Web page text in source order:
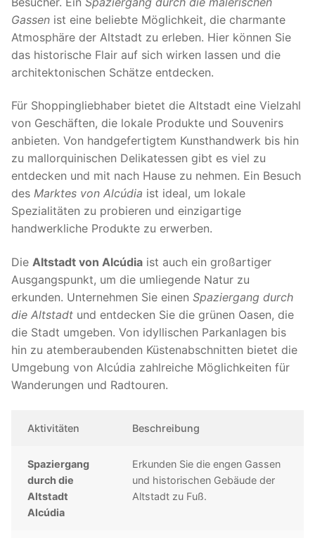
Gassen ist eine beliebte Möglichkeit, die charmante
Atmosphäre der Altstadt zu erleben. Hier können Sie
das historische Flair auf sich wirken lassen und die
architektonischen Schätze entdecken.
Für Shoppingliebhaber bietet die Altstadt eine Vielzahl
von Geschäften, die lokale Produkte und Souvenirs
anbieten. Von handgefertigtem Kunsthandwerk bis hin
zu mallorquinischen Delikatessen gibt es viel zu
entdecken und mit nach Hause zu nehmen. Ein Besuch
des Marktes von Alcúdia ist ideal, um lokale
Spezialitäten zu probieren und einzigartige
handwerkliche Produkte zu erwerben.
Die Altstadt von Alcúdia ist auch ein großartiger
Ausgangspunkt, um die umliegende Natur zu
erkunden. Unternehmen Sie einen Spaziergang durch
die Altstadt und entdecken Sie die grünen Oasen, die
die Stadt umgeben. Von idyllischen Parkanlagen bis
hin zu atemberaubenden Küstenabschnitten bietet die
Umgebung von Alcúdia zahlreiche Möglichkeiten für
Wanderungen und Radtouren.
Aktivitäten Beschreibung
Spaziergang
durch die
Altstadt
Alcúdia
Erkunden Sie die engen Gassen
und historischen Gebäude der
Altstadt zu Fuß.